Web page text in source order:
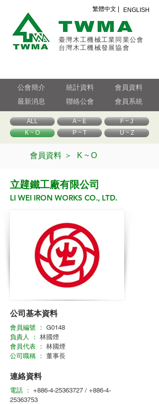
臺灣木工機械工業同業公會
台灣木工機械發展協會
繁體中文 | ENGLISH
公會簡介
最新消息
統計資料
聯絡公會
會員資料
會員系統
ALL A ~ E
F ~ J
K ~ O
P ~ T U ~ Z
會員資料 ＞ K ~ O
立韙鐵工廠有限公司
LI WEI IRON WORKS CO., LTD.
公司基本資料
會員編號 ： G0148
負責人 ： 林國煙
會員代表 ： 林國煙
公司職稱 ： 董事長
連絡資料
電話 ： +886-4-25363727 / +886-4-
25363753